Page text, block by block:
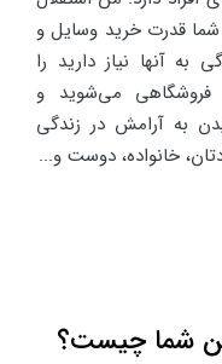
قدرت خرید وسایل و
آنها نیاز دارید را
فروشگاهی می‌شوید و
به آرامش در زندگی
خانواده، دوست و...
شما چیست؟